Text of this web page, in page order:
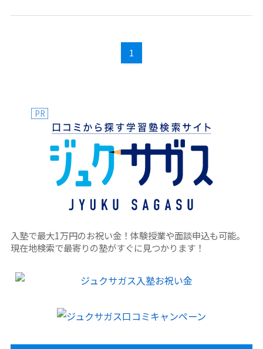
の通塾は負担が大きく、子供の気持ちや体力面で問題がない
近所の塾に切り替えるべきか悩んでいます。
1
PR
入塾で最大1万円のお祝い金！体験授業や面談申込も可能。
現在地検索で最寄りの塾がすぐに見つかります！